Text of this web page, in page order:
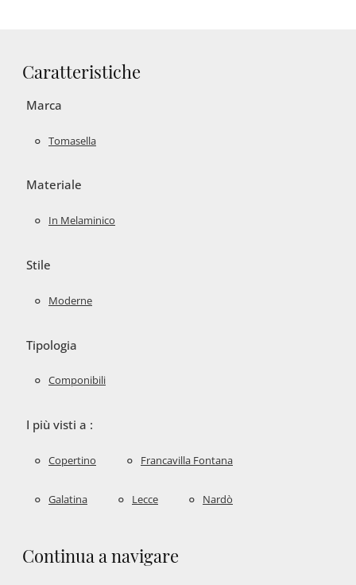
Caratteristiche
Marca
Tomasella
Materiale
In Melaminico
Stile
Moderne
Tipologia
Componibili
I più visti a :
Copertino Francavilla Fontana
Galatina Lecce Nardò
Continua a navigare